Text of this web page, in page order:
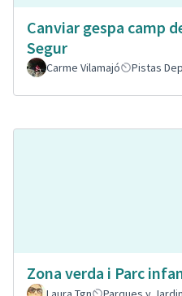
Canviar gespa camp
Segur
Carme Vilamajó Pistas
Zona verda i Parc